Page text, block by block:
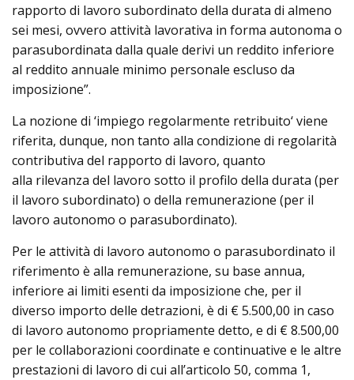
rapporto di lavoro subordinato della durata di almeno
sei mesi, ovvero attività lavorativa in forma autonoma o
parasubordinata dalla quale derivi un reddito inferiore
al reddito annuale minimo personale escluso da
imposizione”.
La nozione di ‘impiego regolarmente retribuito‘ viene
riferita, dunque, non tanto alla condizione di regolarità
contributiva del rapporto di lavoro, quanto
alla rilevanza del lavoro sotto il profilo della durata (per
il lavoro subordinato) o della remunerazione (per il
lavoro autonomo o parasubordinato).
Per le attività di lavoro autonomo o parasubordinato il
riferimento è alla remunerazione, su base annua,
inferiore ai limiti esenti da imposizione che, per il
diverso importo delle detrazioni, è di € 5.500,00 in caso
di lavoro autonomo propriamente detto, e di € 8.500,00
per le collaborazioni coordinate e continuative e le altre
prestazioni di lavoro di cui all’articolo 50, comma 1,